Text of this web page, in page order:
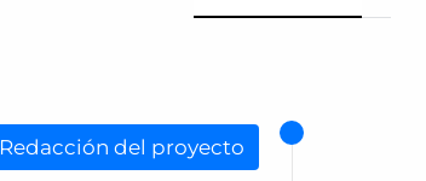
Redacción del proyecto